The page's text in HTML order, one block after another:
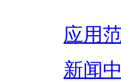
应用
新闻